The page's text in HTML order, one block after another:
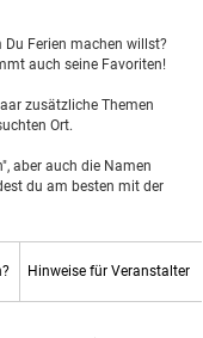
Du Ferien machen willst?
auch seine Favoriten!
zusätzliche Themen
Ort.
aber auch die Namen
du am besten mit der
Hinweise für Veranstalter